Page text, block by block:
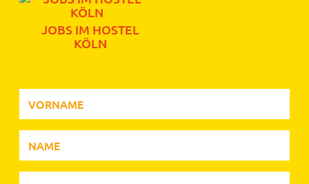
JOBS IM HOSTEL
KÖLN